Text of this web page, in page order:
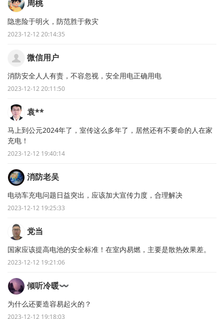
周桃
隐患险于明火，防范胜于救灾
2023-12-12 20:14:35
微信用户
消防安全人人有责，不容忽视，安全用电正确用电
2023-12-12 20:11:50
袁**
马上到公元2024年了，室传这么多年了，居然还有不要命的人在家
充电！
2023-12-12 19:40:14
消防老吴
电动车充电问题日益突出，应该加大宣传力度，合理解决
2023-12-12 19:25:33
党当
国家应该提高电池的安全标准！在室内易燃，主要是散热效果差。
2023-12-12 19:21:06
倾听冷暖〰
为什么还要造容易起火的？
2023-12-12 19:18:03